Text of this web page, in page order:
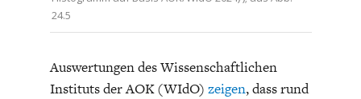
24.5
Auswertungen des Wissenschaftlichen
Instituts der AOK (WIdO) zeigen, dass rund